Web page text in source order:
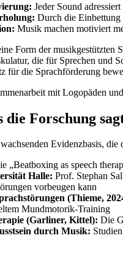
Jeder Sound
Durch die
Musik machen motiviert
Form der
die für Sprechen und
für die Sprachförderung
mit Logopäden
die Forschung
Evidenzbasis,
„Beatboxing as speech
Halle: Prof. Stephan
vorbeugen kann
(Thieme,
Mundmotorik-Training
(Garliner, Kittel): Die
durch Musik: